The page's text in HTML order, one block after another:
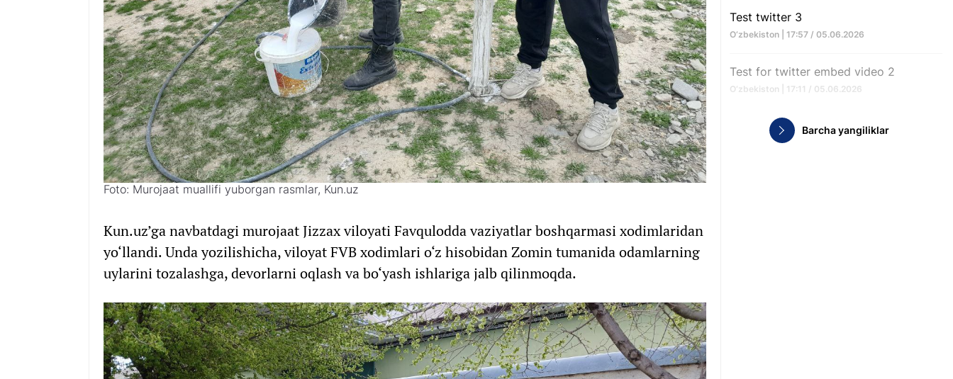
Foto: Murojaat muallifi yuborgan rasmlar, Kun.uz
Kun.uz’ga navbatdagi murojaat Jizzax viloyati Favqulodda vaziyatlar boshqarmasi xodimlaridan
yo‘llandi. Unda yozilishicha, viloyat FVB xodimlari o‘z hisobidan Zomin tumanida odamlarning
uylarini tozalashga, devorlarni oqlash va bo‘yash ishlariga jalb qilinmoqda.
Test twitter 3
O‘zbekiston | 17:57 / 05.06.2026
Test for twitter embed video 2
O‘zbekiston | 17:11 / 05.06.2026
Barcha yangiliklar